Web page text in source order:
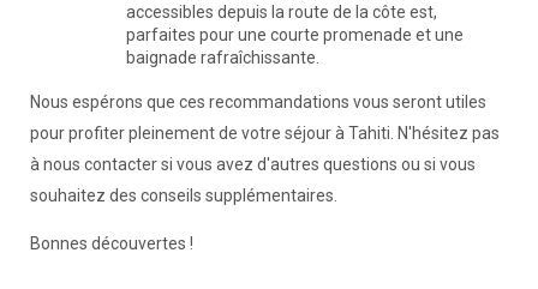
accessibles depuis la route de la côte est,
parfaites pour une courte promenade et une
baignade rafraîchissante.
Nous espérons que ces recommandations vous seront utiles
pour profiter pleinement de votre séjour à Tahiti. N'hésitez pas
à nous contacter si vous avez d'autres questions ou si vous
souhaitez des conseils supplémentaires.
Bonnes découvertes !